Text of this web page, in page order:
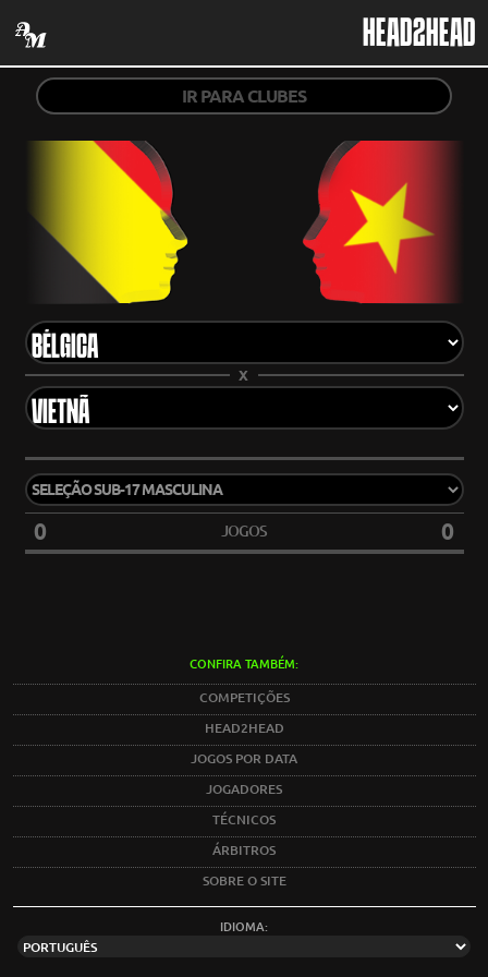
HEAD2HEAD
IR PARA CLUBES
X
0 JOGOS 0
CONFIRA TAMBÉM:
COMPETIÇÕES
HEAD2HEAD
JOGOS POR DATA
JOGADORES
TÉCNICOS
ÁRBITROS
SOBRE O SITE
IDIOMA: